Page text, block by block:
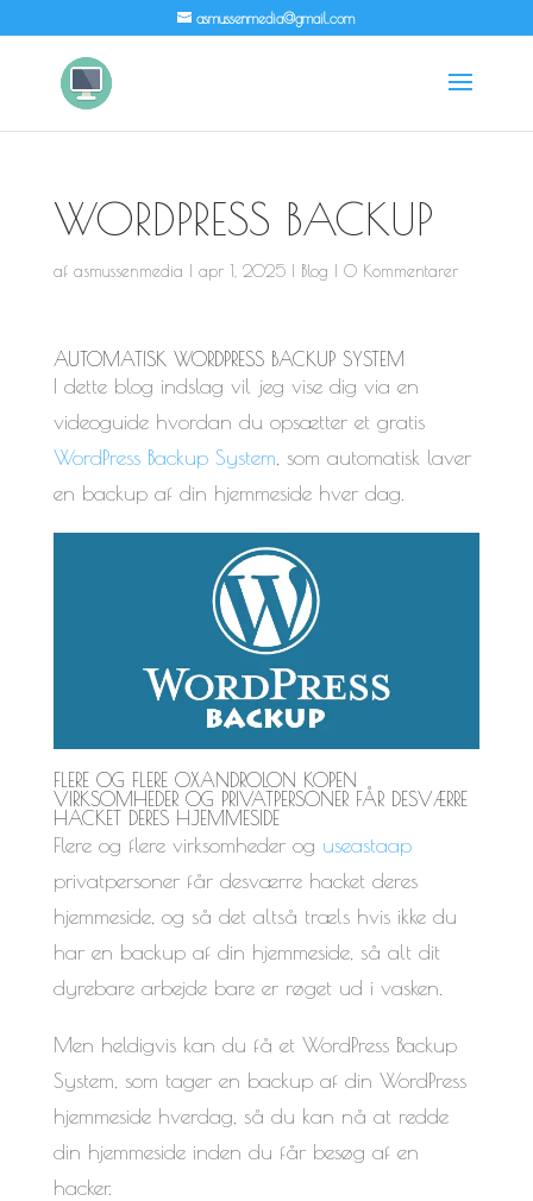
asmussenmedia@gmail.com
WORDPRESS BACKUP
af asmussenmedia apr 1, 2025| Blog 0 Kommentarer
AUTOMATISK WORDPRESS BACKUP SYSTEM
I dette blog indslag vil jeg vise dig via en
videoguide hvordan du opsætter et gratis
WordPress Backup System , som automatisk laver
en backup af din hjemmeside hver dag.
FLERE OG FLERE OXANDROLON KOPEN
VIRKSOMHEDER OG PRIVATPERSONER FÅR DESVÆRRE
HACKET DERES HJEMMESIDE
Flere og flere virksomheder og useastaap
privatpersoner får desværre hacket deres
hjemmeside, og så det altså træls hvis ikke du
har en backup af din hjemmeside, så alt dit
dyrebare arbejde bare er røget ud i vasken.
Men heldigvis kan du få et WordPress Backup
System, som tager en backup af din WordPress
hjemmeside hverdag, så du kan nå at redde
din hjemmeside inden du får besøg af en
hacker.